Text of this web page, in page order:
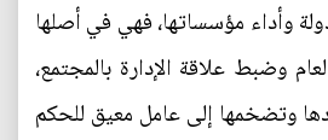
وأداء مؤسساتها، فهي في أصلها
وضبط علاقة الإدارة بالمجتمع،
وتضخمها إلى عامل معيق للحكم